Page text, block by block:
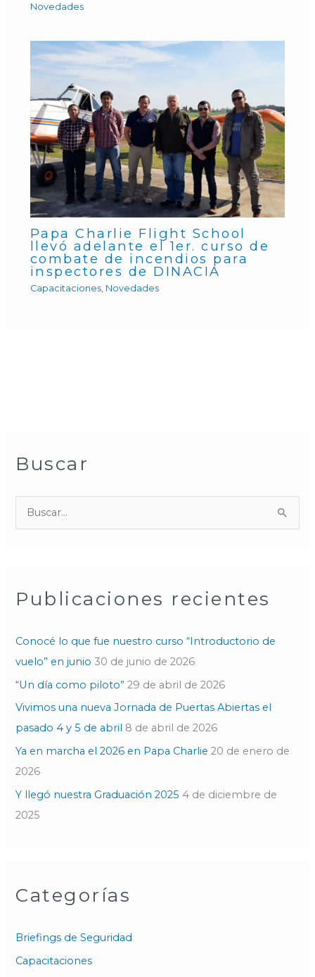
Novedades
Papa Charlie Flight School
llevó adelante el 1er. curso de
combate de incendios para
inspectores de DINACIA
Capacitaciones, Novedades
Buscar
a
p
o
r
Publicaciones recientes
Conocé lo que fue nuestro curso “Introductorio de
vuelo” en junio 30 de junio de 2026
“Un día como piloto” 29 de abril de 2026
Vivimos una nueva Jornada de Puertas Abiertas el
pasado 4 y 5 de abril 8 de abril de 2026
Ya en marcha el 2026 en Papa Charlie 20 de enero de
2026
Y llegó nuestra Graduación 2025 4 de diciembre de
2025
Categorías
Briefings de Seguridad
Capacitaciones